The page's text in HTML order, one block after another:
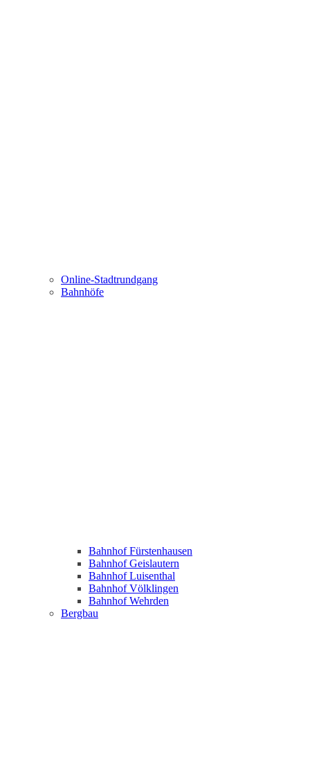
Online-Stadtrundgang
Bahnhöfe
Bahnhof Fürstenhausen
Bahnhof Geislautern
Bahnhof Luisenthal
Bahnhof Völklingen
Bahnhof Wehrden
Bergbau